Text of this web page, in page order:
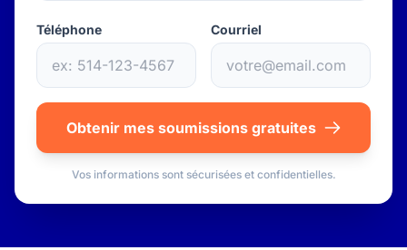
Téléphone Courriel
Obtenir mes soumissions gratuites
Vos informations sont sécurisées et confidentielles.